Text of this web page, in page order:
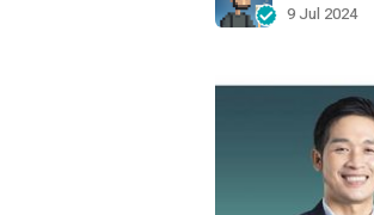
9 Jul 2024